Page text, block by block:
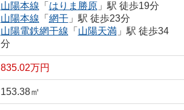
山陽本線 「 はりま勝原」駅 徒歩19分
山陽本線 「 網干」駅 徒歩23分
山陽電鉄網干線 「 山陽天満」駅 徒歩34
分
835.02万円
153.38㎡